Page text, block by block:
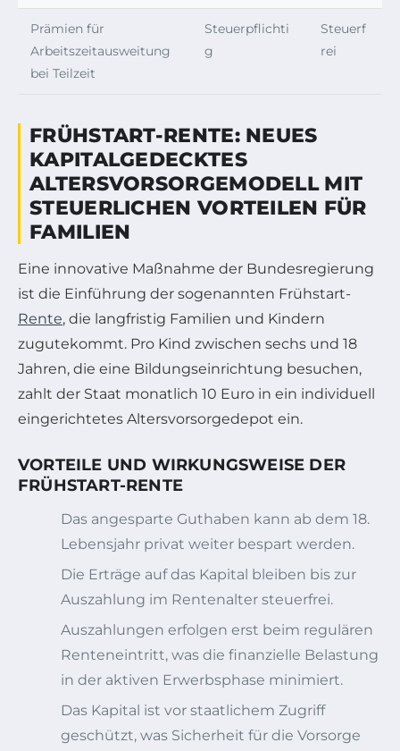
Prämien für
Arbeitszeitausweitung
bei Teilzeit
Steuerpflichti
g
Steuerf
rei
FRÜHSTART-RENTE: NEUES
KAPITALGEDECKTES
ALTERSVORSORGEMODELL MIT
STEUERLICHEN VORTEILEN FÜR
FAMILIEN
Eine innovative Maßnahme der Bundesregierung
ist die Einführung der sogenannten Frühstart-
Rente, die langfristig Familien und Kindern
zugutekommt. Pro Kind zwischen sechs und 18
Jahren, die eine Bildungseinrichtung besuchen,
zahlt der Staat monatlich 10 Euro in ein individuell
eingerichtetes Altersvorsorgedepot ein.
VORTEILE UND WIRKUNGSWEISE DER
FRÜHSTART-RENTE
Das angesparte Guthaben kann ab dem 18.
Lebensjahr privat weiter bespart werden.
Die Erträge auf das Kapital bleiben bis zur
Auszahlung im Rentenalter steuerfrei.
Auszahlungen erfolgen erst beim regulären
Renteneintritt, was die finanzielle Belastung
in der aktiven Erwerbsphase minimiert.
Das Kapital ist vor staatlichem Zugriff
geschützt, was Sicherheit für die Vorsorge